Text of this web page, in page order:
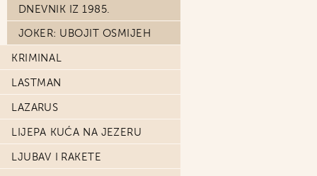
DNEVNIK IZ 1985.
JOKER: UBOJIT OSMIJEH
KRIMINAL
LASTMAN
LAZARUS
LIJEPA KUĆA NA JEZERU
LJUBAV I RAKETE